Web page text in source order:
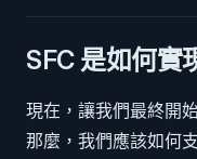
SFC 是如何實
現在，讓我們最終開
那麼，我們應該如何